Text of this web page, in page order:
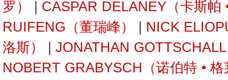
罗）
CASPAR DELANEY（卡斯帕
RUIFENG（董瑞峰）
NICK
洛斯）
JONATHAN
NOBERT GRABYSCH（诺伯特 •